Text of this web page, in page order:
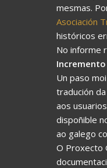
mesmas.
Asociación
históricos
No informe
Un paso
tradución
aos
dispoñible
ao galego
O Proxecto